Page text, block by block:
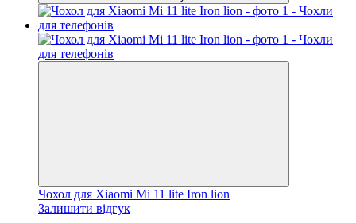
Чохол для Xiaomi Mi 11 lite Iron lion
Залишити відгук